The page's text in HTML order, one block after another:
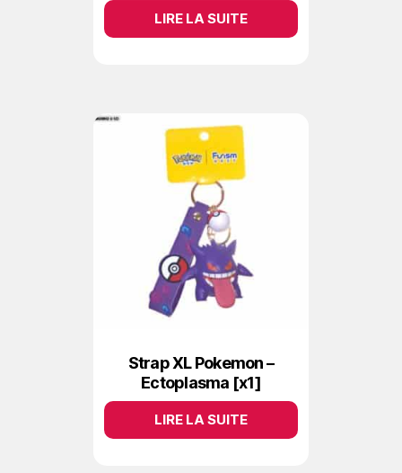
LIRE LA SUITE
Strap XL Pokemon –
Ectoplasma [x1]
LIRE LA SUITE